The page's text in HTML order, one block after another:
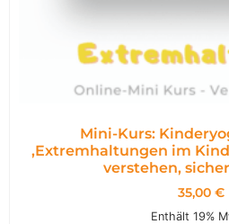
Mini-Kurs:
,Extremhaltungen im
verstehen,
35,00 €
Enthält 19%